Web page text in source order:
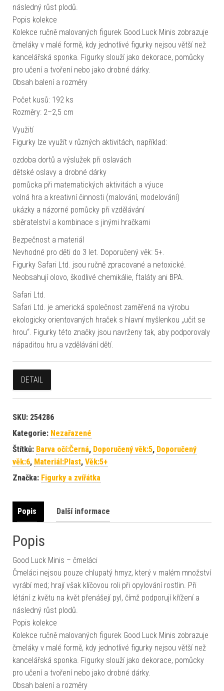
následný růst plodů.
Popis kolekce
Kolekce ručně malovaných figurek Good Luck Minis zobrazuje
čmeláky v malé formě, kdy jednotlivé figurky nejsou větší než
kancelářská sponka. Figurky slouží jako dekorace, pomůcky
pro učení a tvoření nebo jako drobné dárky.
Obsah balení a rozměry
Počet kusů: 192 ks
Rozměry: 2–2,5 cm
Využití
Figurky lze využít v různých aktivitách, například:
ozdoba dortů a výslužek při oslavách
dětské oslavy a drobné dárky
pomůcka při matematických aktivitách a výuce
volná hra a kreativní činnosti (malování, modelování)
ukázky a názorné pomůcky při vzdělávání
sběratelství a kombinace s jinými hračkami
Bezpečnost a materiál
Nevhodné pro děti do 3 let. Doporučený věk: 5+.
Figurky Safari Ltd. jsou ručně zpracované a netoxické.
Neobsahují olovo, škodlivé chemikálie, ftaláty ani BPA.
Safari Ltd.
Safari Ltd. je americká společnost zaměřená na výrobu
ekologicky orientovaných hraček s hlavní myšlenkou „učit se
hrou“. Figurky této značky jsou navrženy tak, aby podporovaly
nápaditou hru a vzdělávání dětí.
DETAIL
SKU: 254286
Kategorie: Nezařazené
Štítků: Barva očí:Černá, Doporučený věk:5, Doporučený
věk:6, Materiál:Plast, Věk:5+
Značka: Figurky a zvířátka
Popis Další informace
Popis
Good Luck Minis – čmeláci
Čmeláci nejsou pouze chlupatý hmyz, který v malém množství
vyrábí med; hrají však klíčovou roli při opylování rostlin. Při
létání z květu na květ přenášejí pyl, čímž podporují křížení a
následný růst plodů.
Popis kolekce
Kolekce ručně malovaných figurek Good Luck Minis zobrazuje
čmeláky v malé formě, kdy jednotlivé figurky nejsou větší než
kancelářská sponka. Figurky slouží jako dekorace, pomůcky
pro učení a tvoření nebo jako drobné dárky.
Obsah balení a rozměry